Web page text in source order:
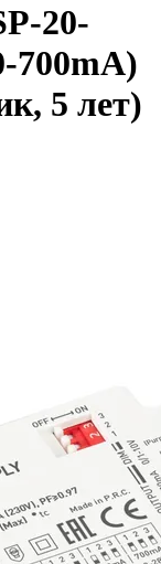
20-
700mA)
5 лет)